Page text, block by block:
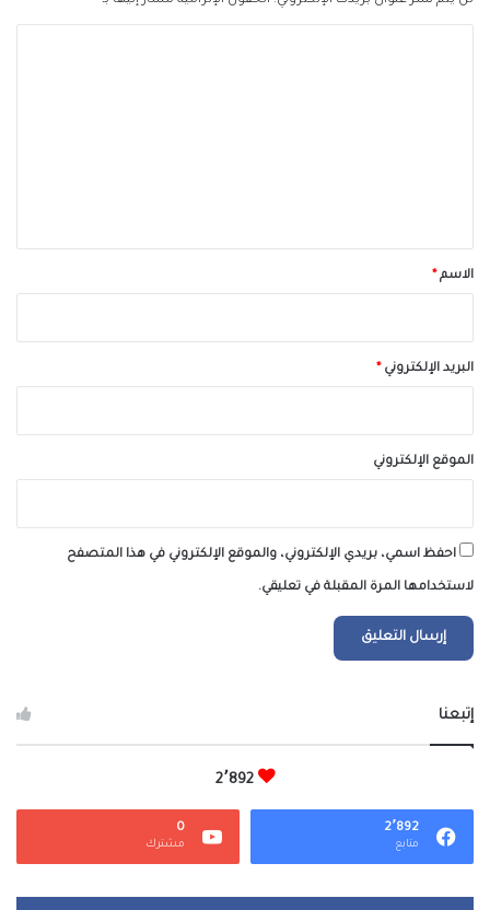
*الاسم*
البريد الإلكتروني*
الموقع الإلكتروني
احفظ اسمي، بريدي الإلكتروني، والموقع الإلكتروني في هذا المتصفح
لاستخدامها المرة المقبلة في تعليقي.
إتبعنا
2٬892
2٬892
متابع
0
مشترك